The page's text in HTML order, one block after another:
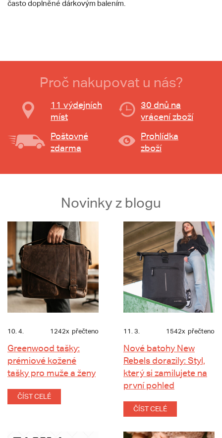
často doplněné dárkovým balením.
Proč nakupovat u nás?
11 výdejních
míst
30 dnů na
vrácení zboží
Poštovné
zdarma
Prohlídka
zboží
Novinky z blogu
10. 4. 1242x přečteno
Greenwood tašky:
prémiové kožené
tašky pro muže a ženy
ČÍST CELÉ
11. 3. 1542x přečteno
Nové batohy New
Rebels dorazily: Styl,
který si zamilujete na
první pohled
ČÍST CELÉ